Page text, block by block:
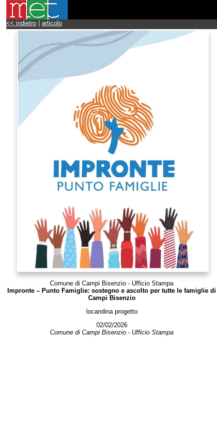
<< indietro articolo
Comune di Campi Bisenzio - Ufficio Stampa
Impronte – Punto Famiglie: sostegno e ascolto per tutte le famiglie di
Campi Bisenzio
locandina progetto
02/02/2026
Comune di Campi Bisenzio - Ufficio Stampa